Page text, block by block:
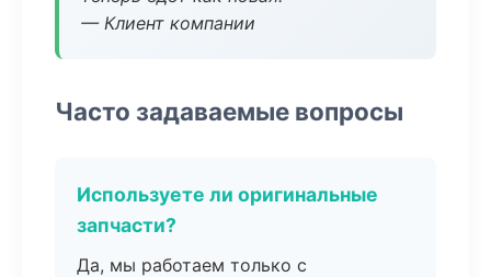
— Клиент компании
Часто задаваемые вопросы
Используете ли оригинальные
запчасти?
Да, мы работаем только с